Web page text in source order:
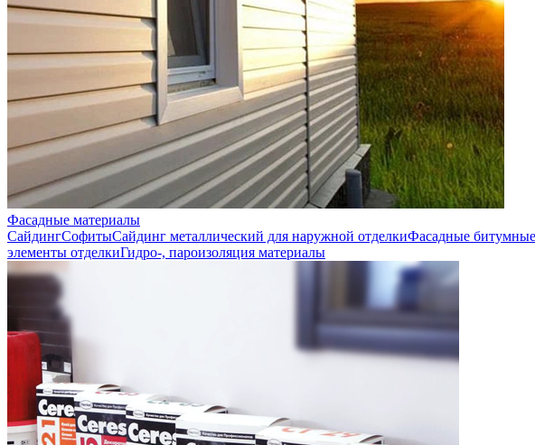
Фасадные материалы
СайдингСофитыСайдинг металлический для наружной отделкиФасадные
элементы отделкиГидро-, пароизоляция материалы